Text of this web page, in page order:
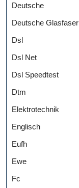
Deutsche
Deutsche Glasfaser
Dsl
Dsl Net
Dsl Speedtest
Dtm
Elektrotechnik
Englisch
Eufh
Ewe
Fc